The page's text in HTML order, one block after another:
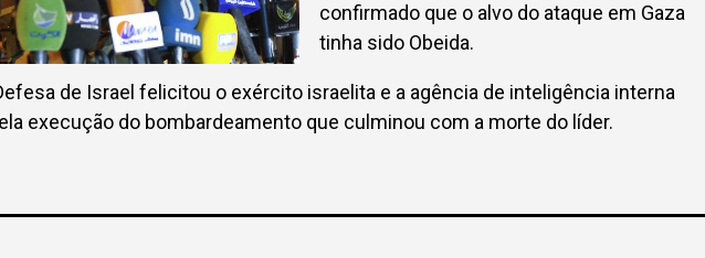
confirmado que o alvo do ataque em Gaza
tinha sido Obeida.
de Israel felicitou o exército israelita e a agência de inteligência interna
execução do bombardeamento que culminou com a morte do líder.